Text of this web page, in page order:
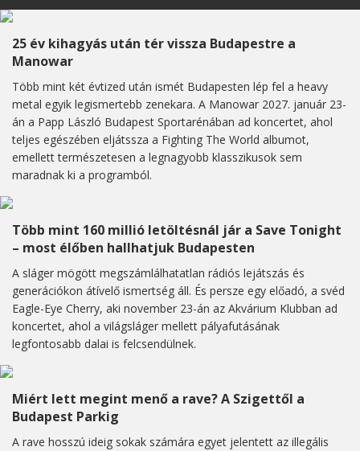
25 év kihagyás után tér vissza Budapestre a
Manowar
Több mint két évtized után ismét Budapesten lép fel a heavy
metal egyik legismertebb zenekara. A Manowar 2027. január 23-
án a Papp László Budapest Sportarénában ad koncertet, ahol
teljes egészében eljátssza a Fighting The World albumot,
emellett természetesen a legnagyobb klasszikusok sem
maradnak ki a programból.
Több mint 160 millió letöltésnál jár a Save Tonight
– most élőben hallhatjuk Budapesten
A sláger mögött megszámlálhatatlan rádiós lejátszás és
generációkon átívelő ismertség áll. És persze egy előadó, a svéd
Eagle-Eye Cherry, aki november 23-án az Akvárium Klubban ad
koncertet, ahol a világsláger mellett pályafutásának
legfontosabb dalai is felcsendülnek.
Miért lett megint menő a rave? A Szigettől a
Budapest Parkig
A rave hosszú ideig sokak számára egyet jelentett az illegális